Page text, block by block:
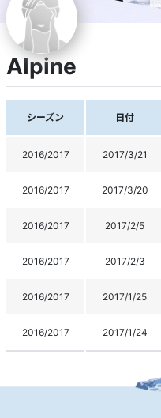
Alpine
シーズン 日付
2016/2017 2017/3/21
2016/2017 2017/3/20
2016/2017 2017/2/5
2016/2017 2017/2/3
2016/2017 2017/1/25
2016/2017 2017/1/24